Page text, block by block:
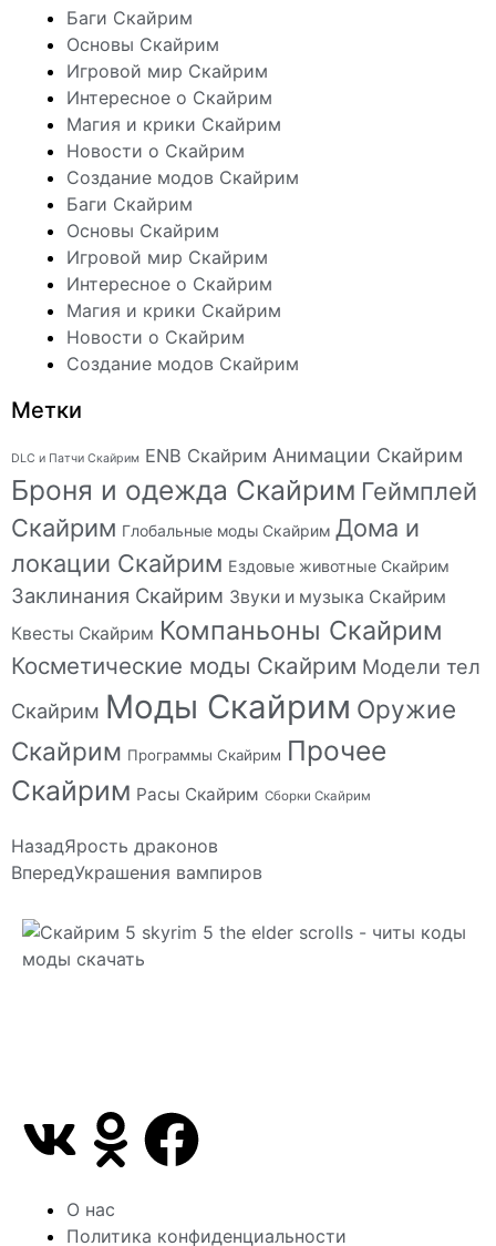
Баги Скайрим
Основы Скайрим
Игровой мир Скайрим
Интересное о Скайрим
Магия и крики Скайрим
Новости о Скайрим
Создание модов Скайрим
Баги Скайрим
Основы Скайрим
Игровой мир Скайрим
Интересное о Скайрим
Магия и крики Скайрим
Новости о Скайрим
Создание модов Скайрим
Метки
DLC и Патчи Скайрим ENB Скайрим Анимации Скайрим
Броня и одежда Скайрим Геймплей
Скайрим Глобальные моды Скайрим Дома и
локации Скайрим Ездовые животные Скайрим
Заклинания Скайрим Звуки и музыка Скайрим
Квесты Скайрим Компаньоны Скайрим
Косметические моды Скайрим Модели тел
Скайрим Моды Скайрим Оружие
Скайрим Программы Скайрим Прочее
Скайрим Расы Скайрим Сборки Скайрим
НазадЯрость драконов
ВпередУкрашения вампиров
О нас
Политика конфиденциальности